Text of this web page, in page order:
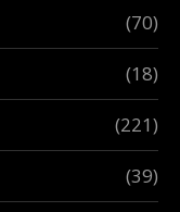
(70)
(18)
(221)
(39)